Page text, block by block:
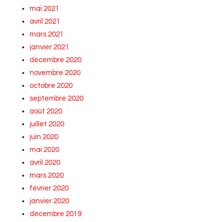
mai 2021
avril 2021
mars 2021
janvier 2021
décembre 2020
novembre 2020
octobre 2020
septembre 2020
août 2020
juillet 2020
juin 2020
mai 2020
avril 2020
mars 2020
février 2020
janvier 2020
décembre 2019